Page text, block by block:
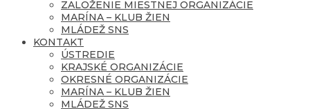
ZALOŽENIE MIESTNEJ ORGANIZÁCIE
MARÍNA – KLUB ŽIEN
MLÁDEŽ SNS
KONTAKT
ÚSTREDIE
KRAJSKÉ ORGANIZÁCIE
OKRESNÉ ORGANIZÁCIE
MARÍNA – KLUB ŽIEN
MLÁDEŽ SNS